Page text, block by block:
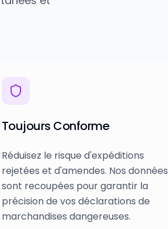
Toujours Conforme
Réduisez le risque d'expéditions
rejetées et d'amendes. Nos données
sont recoupées pour garantir la
précision de vos déclarations de
marchandises dangereuses.